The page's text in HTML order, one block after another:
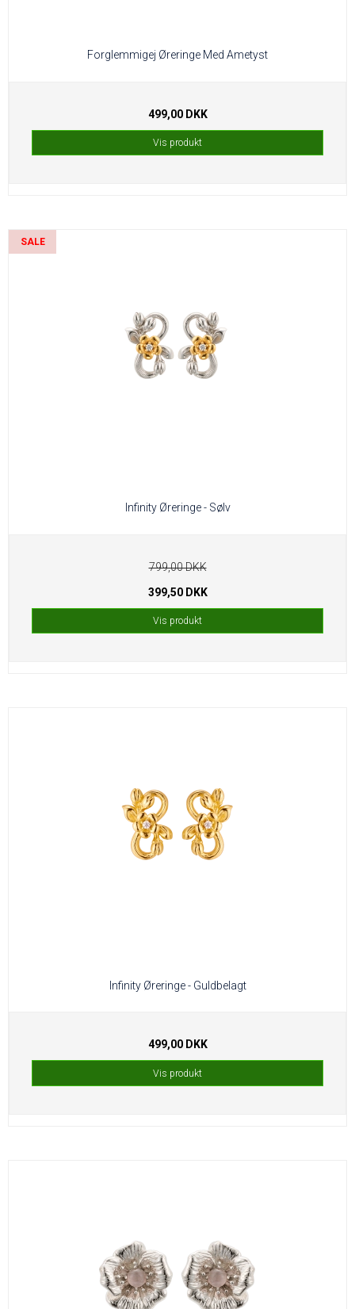
Forglemmigej Øreringe Med Ametyst
499,00 DKK
Vis produkt
SALE
Infinity Øreringe - Sølv
799,00 DKK
399,50 DKK
Vis produkt
Infinity Øreringe - Guldbelagt
499,00 DKK
Vis produkt